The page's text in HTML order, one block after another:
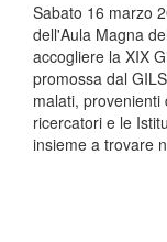
Sabato 16 marzo
dell'Aula Magna
accogliere la XIX
promossa dal
malati,
ricercatori e le
insieme a trovare